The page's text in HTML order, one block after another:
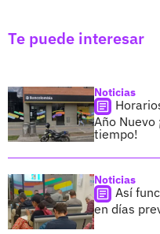
Te puede interesar
Noticias
Año Nuevo
tiempo!
Noticias
Así
en días